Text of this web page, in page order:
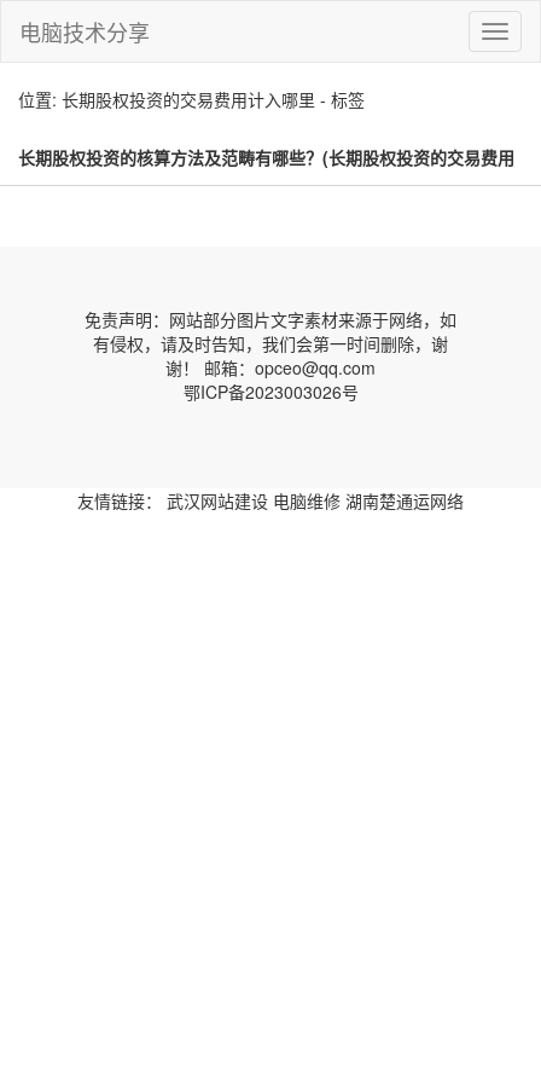
切
换
电脑技术分享
位置: 长期股权投资的交易费用计入哪里 - 标签
长期股权投资的核算方法及范畴有哪些？(长期股权投资的交易费用
计入哪里)
免责声明：网站部分图片文字素材来源于网络，如
有侵权，请及时告知，我们会第一时间删除，谢
谢！ 邮箱：opceo@qq.com
鄂ICP备2023003026号
友情链接： 武汉网站建设 电脑维修 湖南楚通运网络